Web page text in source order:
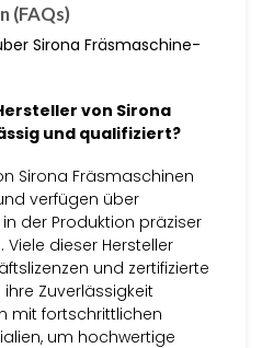
(FAQs)
Sirona Fräsmaschine-
von Sirona
und qualifiziert?
Sirona Fräsmaschinen
verfügen über
der Produktion präziser
dieser Hersteller
und zertifizierte
Zuverlässigkeit
mit fortschrittlichen
um hochwertige